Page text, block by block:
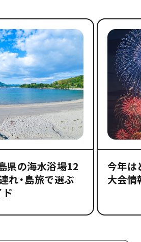
県の海水浴場12
れ・島旅で選ぶ
今年は
大会情